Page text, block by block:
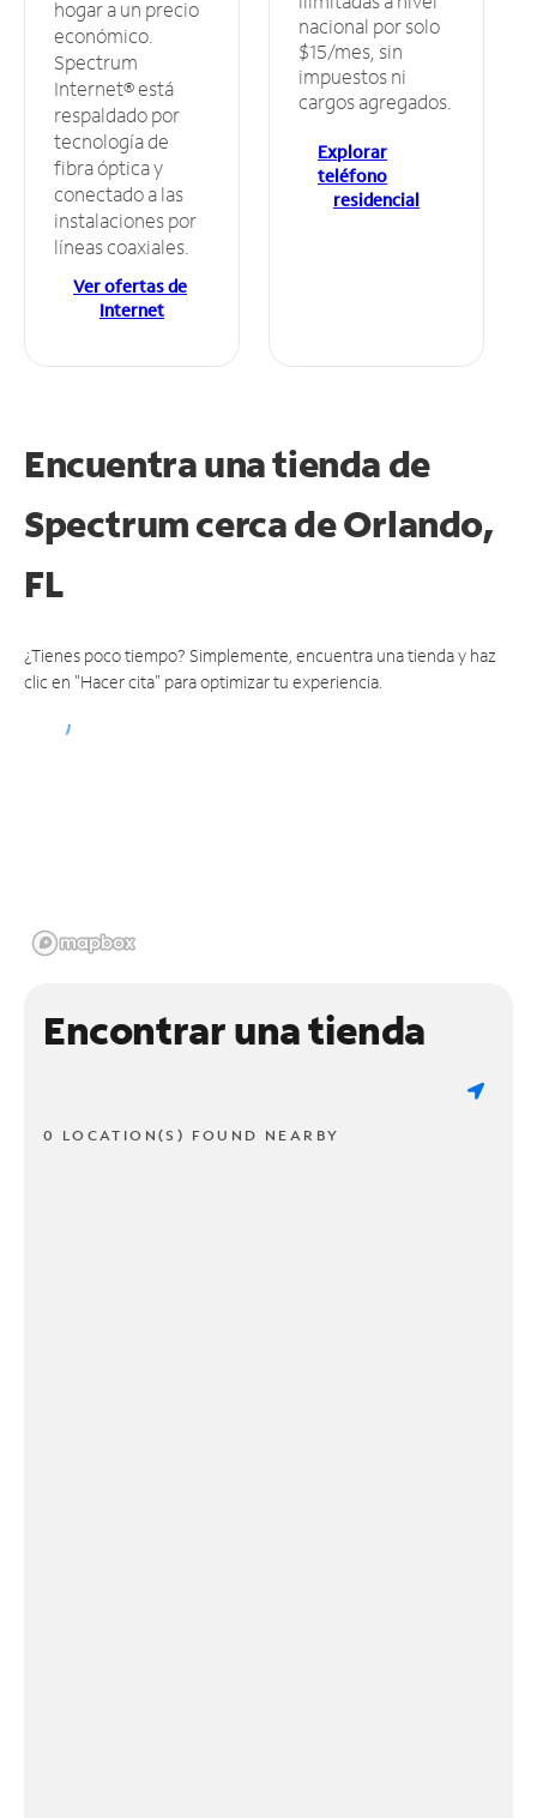
hogar a un precio
económico.
Spectrum
Internet® está
respaldado por
tecnología de
fibra óptica y
conectado a las
instalaciones por
líneas coaxiales.
Ver ofertas de
Internet
nacional por solo
$15/mes, sin
impuestos ni
cargos agregados.
Explorar
teléfono
residencial
Encuentra una tienda de
Spectrumcerca de Orlando,
FL
¿Tienes poco tiempo? Simplemente, encuentra una tienda y haz
clic en "Hacer cita" para optimizar tu experiencia.
Encontrar una tienda
0 LOCATION(S) FOUND NEARBY